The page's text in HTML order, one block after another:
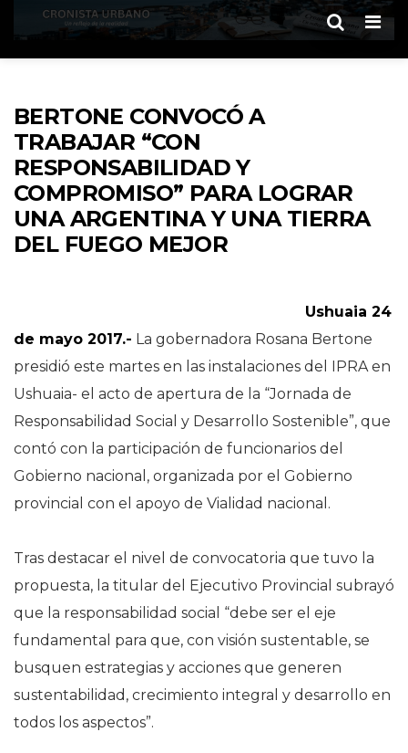
BERTONE CONVOCÓ A
TRABAJAR “CON
RESPONSABILIDAD Y
COMPROMISO” PARA LOGRAR
UNA ARGENTINA Y UNA TIERRA
DEL FUEGO MEJOR
Ushuaia 24
de mayo 2017.- La gobernadora Rosana Bertone
presidió este martes en las instalaciones del IPRA en
Ushuaia- el acto de apertura de la “Jornada de
Responsabilidad Social y Desarrollo Sostenible”, que
contó con la participación de funcionarios del
Gobierno nacional, organizada por el Gobierno
provincial con el apoyo de Vialidad nacional.
Tras destacar el nivel de convocatoria que tuvo la
propuesta, la titular del Ejecutivo Provincial subrayó
que la responsabilidad social “debe ser el eje
fundamental para que, con visión sustentable, se
busquen estrategias y acciones que generen
sustentabilidad, crecimiento integral y desarrollo en
todos los aspectos”.